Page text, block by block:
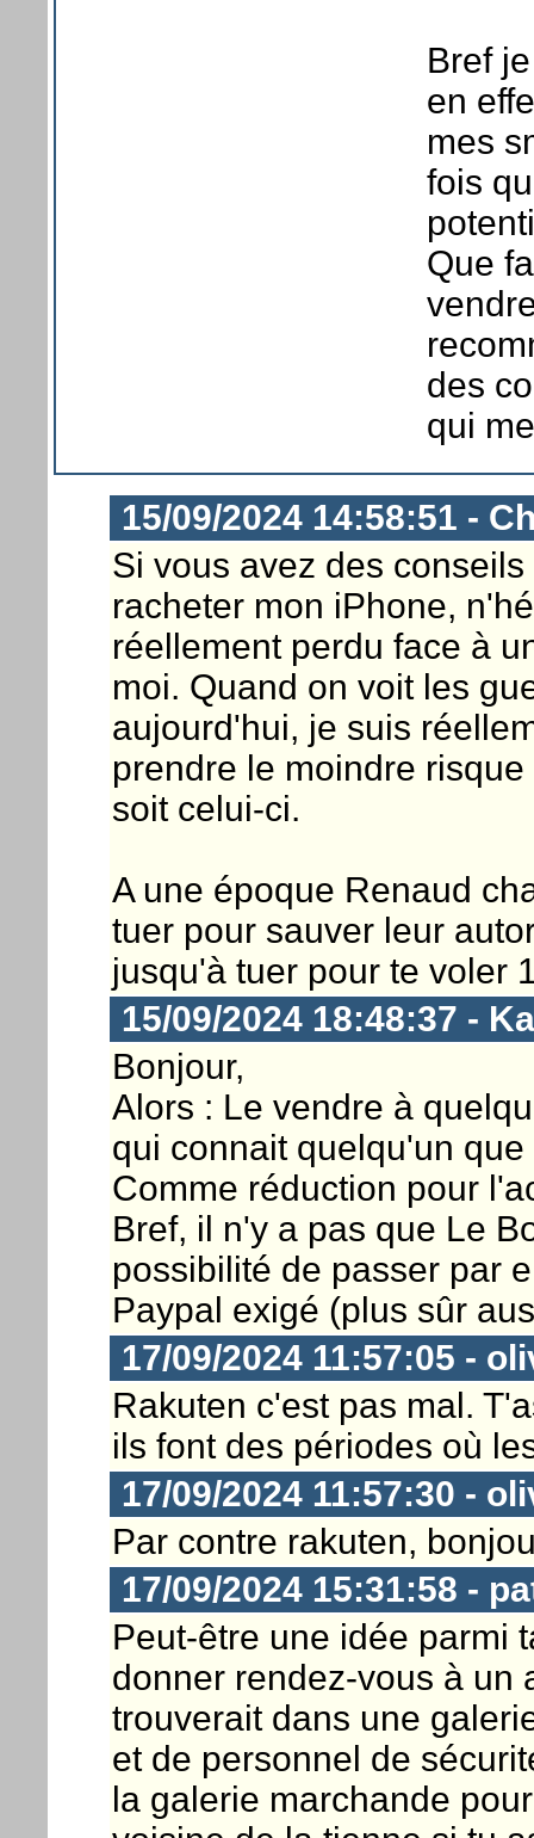
Bref
en
mes
fois
Que
des
qui
15/09/2024 14:58:51 -
Si vous avez des
racheter mon iPhone,
réellement perdu face à
moi. Quand on voit les
aujourd'hui, je suis
prendre le moindre
soit celui-ci.
A une époque Renaud
tuer pour sauver leur
jusqu'à tuer pour te voler
15/09/2024 18:48:37 -
Bonjour,
Alors : Le vendre à
qui connait quelqu'un
Comme réduction pour
Bref, il n'y a pas que Le
possibilité de passer par
Paypal exigé (plus sûr
17/09/2024 11:57:05 -
Rakuten c'est pas mal.
ils font des périodes où
17/09/2024 11:57:30 -
Par contre rakuten,
17/09/2024 15:31:58 -
Peut-être une idée parmi
donner rendez-vous à un
trouverait dans une
et de personnel de
la galerie marchande